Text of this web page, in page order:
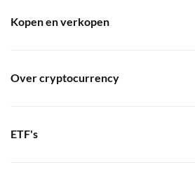
Kopen en verkopen
Over cryptocurrency
ETF's